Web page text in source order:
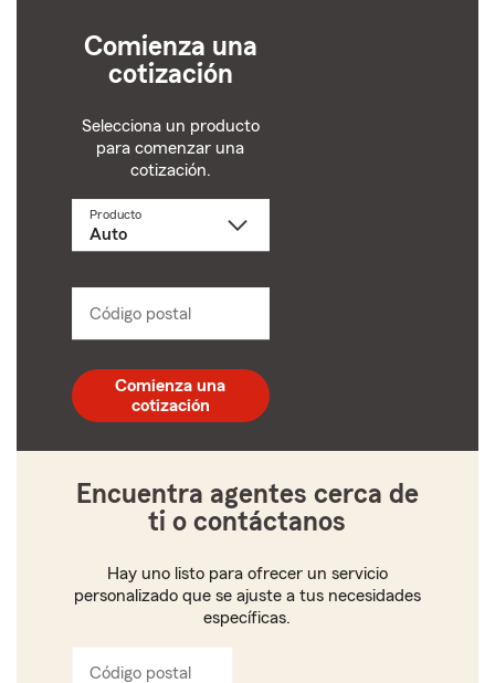
Comienza una
cotización
Selecciona un producto
para comenzar una
cotización.
ProductoSelecciona
Código postal
postal
de
5
Comienza una
cotización
Encuentra agentes cerca de
ti o contáctanos
Hay uno listo para ofrecer un servicio
personalizado que se ajuste a tus necesidades
específicas.
Código postal